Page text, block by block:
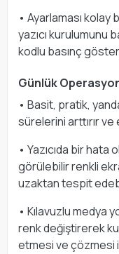
• Ayarlaması kolay
yazıcı kurulumunu
kodlu basınç
Günlük
• Basit, pratik,
sürelerini arttırır
• Yazıcıda bir hata
görülebilir renkli
uzaktan tespit
• Kılavuzlu medya
renk değiştirerek
etmesi ve çözmesi